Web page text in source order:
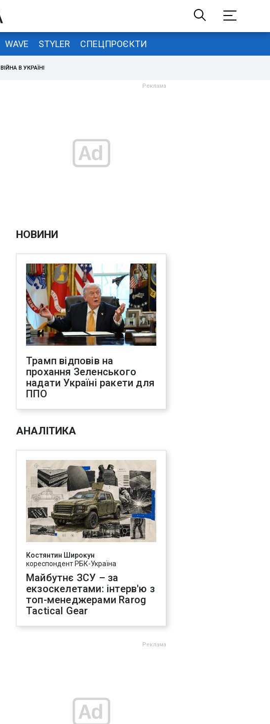
WAVE STYLER СПЕЦПРОЄКТИ
ВІЙНА В УКРАЇНІ
НОВИНИ
Трамп відповів на
прохання Зеленського
надати Україні ракети для
ППО
АНАЛІТИКА
Костянтин Широкун
кореспондент РБК-Україна
Майбутнє ЗСУ – за
екзоскелетами: інтерв'ю з
топ-менеджерами Rarog
Tactical Gear